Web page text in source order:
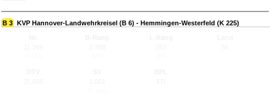
B 3 KVP Hannover-Landwehrkreisel (B 6) - Hemmingen-Westerfeld (K 225)